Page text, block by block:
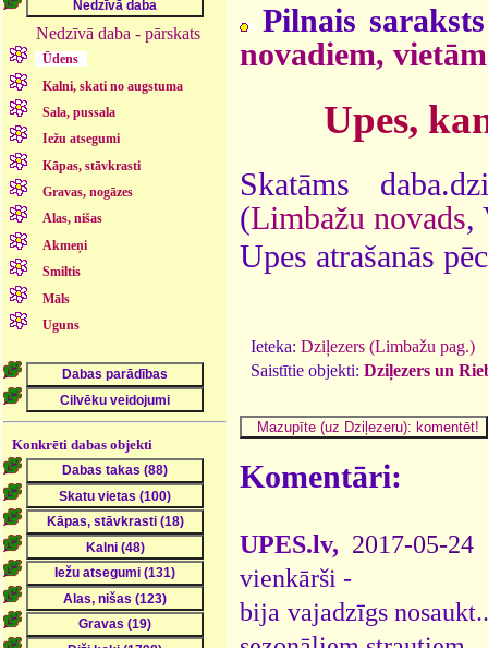
Nedzīvā daba - pārskats
Ūdens
Kalni, skati no augstuma
Sala, pussala
Iežu atsegumi
Kāpas, stāvkrasti
Gravas, nogāzes
Alas, nišas
Akmeņi
Smiltis
Māls
Uguns
Konkrēti dabas objekti
Pilnais
novadiem, vietām
Upes,
Skatāms
(Limbažu novads,
Upes atrašanās
Ieteka: Dziļezers (Limbažu pag.)
Saistītie objekti: Dziļezers un
Komentāri:
UPES.lv, 2017-05-
vienkārši -
bija vajadzīgs